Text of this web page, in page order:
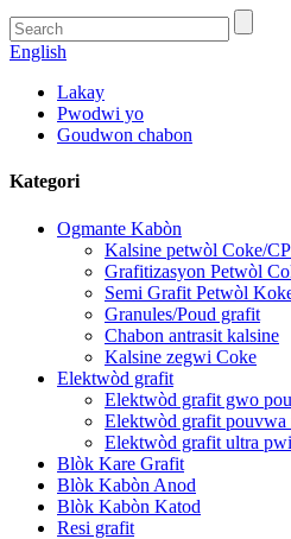
English
Lakay
Pwodwi yo
Goudwon ​​chabon
Kategori
Ogmante Kabòn
Kalsine petwòl Coke/
Grafitizasyon Petwòl
Semi Grafit Petwòl
Granules/Poud grafit
Chabon antrasit kalsine
Kalsine zegwi Coke
Elektwòd grafit
Elektwòd grafit gwo
Elektwòd grafit pouvwa
Elektwòd grafit ultra
Blòk Kare Grafit
Blòk Kabòn Anod
Blòk Kabòn Katod
Resi grafit